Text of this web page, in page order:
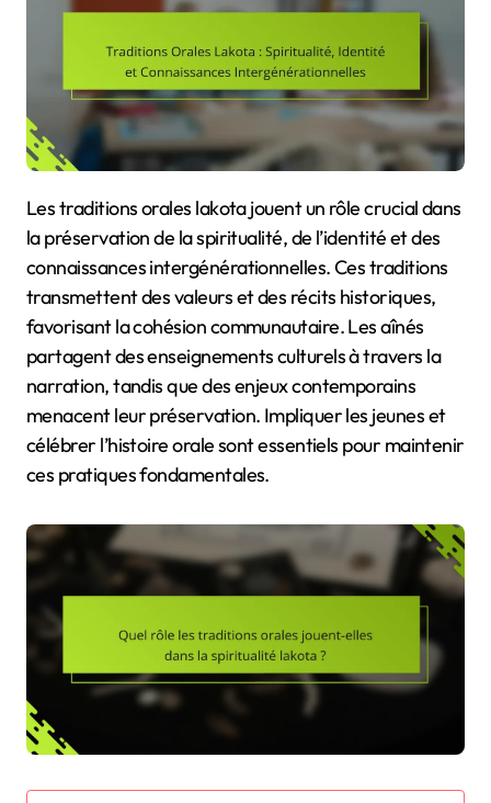
Les traditions orales lakota jouent un rôle crucial dans
la préservation de la spiritualité, de l’identité et des
connaissances intergénérationnelles. Ces traditions
transmettent des valeurs et des récits historiques,
favorisant la cohésion communautaire. Les aînés
partagent des enseignements culturels à travers la
narration, tandis que des enjeux contemporains
menacent leur préservation. Impliquer les jeunes et
célébrer l’histoire orale sont essentiels pour maintenir
ces pratiques fondamentales.